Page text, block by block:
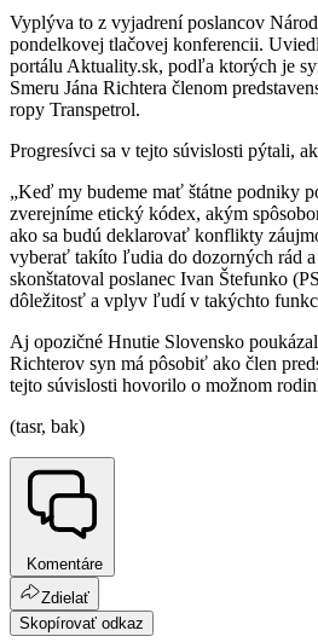
Vyplýva to z vyjadrení poslancov
pondelkovej tlačovej konferencii.
portálu Aktuality.sk, podľa ktorých je
Smeru Jána Richtera členom
ropy Transpetrol.
Progresívci sa v tejto súvislosti pýtali,
„Keď my budeme mať štátne podniky
zverejníme etický kódex, akým
ako sa budú deklarovať konflikty
vyberať takíto ľudia do dozorných rád a
skonštatoval poslanec Ivan Štefunko
dôležitosť a vplyv ľudí v takýchto
Aj opozičné Hnutie Slovensko
Richterov syn má pôsobiť ako člen
tejto súvislosti hovorilo o možnom
(tasr, bak)
Komentáre
Zdielať
Skopírovať odkaz